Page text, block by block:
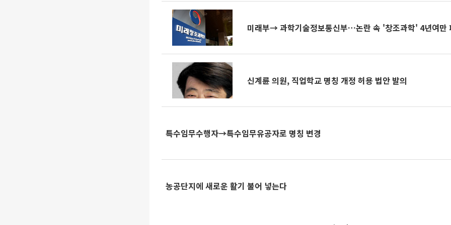
미래부→ 과학기술정보통신부…논란 속 '창조과학' 4년여만
신계륜 의원, 직업학교 명칭 개정 허용 법안 발의
특수임무수행자→특수임무유공자로 명칭 변경
농공단지에 새로운 활기 불어 넣는다